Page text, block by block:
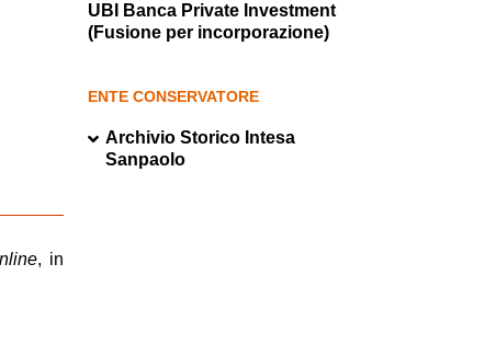
UBI Banca Private Investment
(Fusione per incorporazione)
ENTE CONSERVATORE
Archivio Storico Intesa
Sanpaolo
, in